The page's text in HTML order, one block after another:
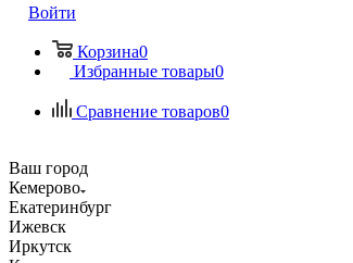
Войти
Корзина0
Избранные товары0
Сравнение товаров0
Ваш город
Кемерово
Екатеринбург
Ижевск
Иркутск